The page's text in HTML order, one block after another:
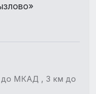
до МКАД , 3 км до